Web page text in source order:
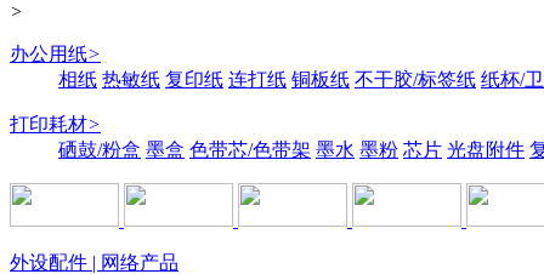
>
办公用纸>
相纸 热敏纸 复印纸 连打纸 铜板纸 不干胶/标签纸 纸杯/
打印耗材>
硒鼓/粉盒 墨盒 色带芯/色带架 墨水 墨粉 芯片 光盘附件
外设配件 | 网络产品